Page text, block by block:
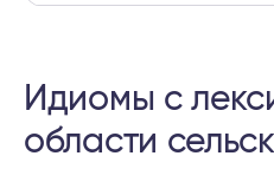
Идиомы с
области